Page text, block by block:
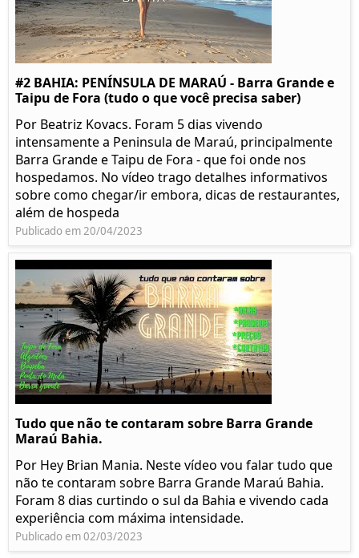
#2 BAHIA: PENÍNSULA DE MARAÚ - Barra Grande e
Taipu de Fora (tudo o que você precisa saber)
Por Beatriz Kovacs. Foram 5 dias vivendo
intensamente a Peninsula de Maraú, principalmente
Barra Grande e Taipu de Fora - que foi onde nos
hospedamos. No vídeo trago detalhes informativos
sobre como chegar/ir embora, dicas de restaurantes,
além de hospeda
Publicado em 20/04/2023
Tudo que não te contaram sobre Barra Grande
Maraú Bahia.
Por Hey Brian Mania. Neste vídeo vou falar tudo que
não te contaram sobre Barra Grande Maraú Bahia.
Foram 8 dias curtindo o sul da Bahia e vivendo cada
experiência com máxima intensidade.
Publicado em 02/03/2023